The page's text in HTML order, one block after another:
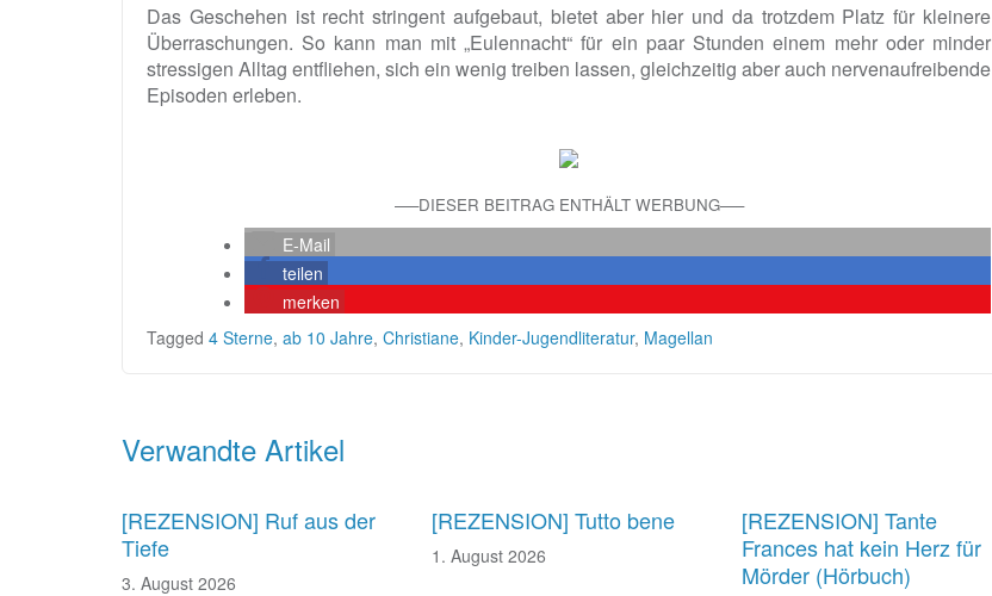
Das Geschehen ist recht stringent aufgebaut, bietet aber hier und da trotzdem Platz für kleinere
Überraschungen. So kann man mit „Eulennacht“ für ein paar Stunden einem mehr oder minder
stressigen Alltag entfliehen, sich ein wenig treiben lassen, gleichzeitig aber auch nervenaufreibende
Episoden erleben.
—–DIESER BEITRAG ENTHÄLT WERBUNG—–
E-Mail
teilen
merken
Tagged 4 Sterne, ab 10 Jahre, Christiane, Kinder-Jugendliteratur, Magellan
Verwandte Artikel
[REZENSION] Ruf aus der
Tiefe
3. August 2026
[REZENSION] Tutto bene
1. August 2026
[REZENSION] Tante
Frances hat kein Herz für
Mörder (Hörbuch)
Beitragsnavigation